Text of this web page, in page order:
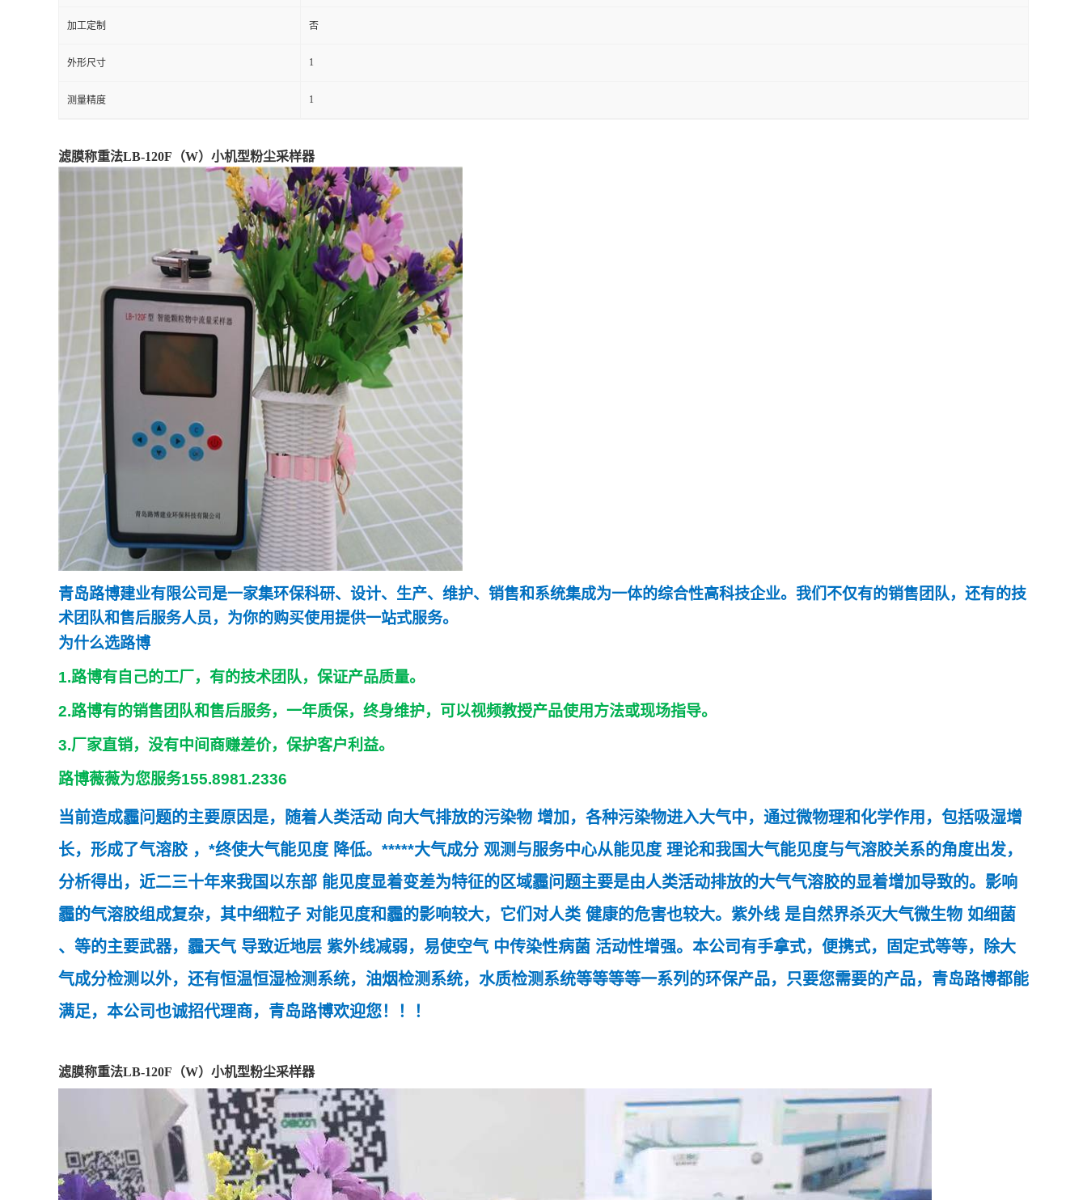
加工定制 否
外形尺寸 1
测量精度 1
滤膜称重法LB-120F（W）小机型粉尘采样器
青岛路博建业有限公司是一家集环保科研、设计、生产、维护、销售和系统集成为一体的综合性高科技企业。我们不仅有的销售团队，还有的技
术团队和售后服务人员，为你的购买使用提供一站式服务。
为什么选路博
1.路博有自己的工厂，有的技术团队，保证产品质量。
2.路博有的销售团队和售后服务，一年质保，终身维护，可以视频教授产品使用方法或现场指导。
3.厂家直销，没有中间商赚差价，保护客户利益。
路博薇薇为您服务155.8981.2336
当前造成霾问题的主要原因是，随着人类活动 向大气排放的污染物 增加，各种污染物进入大气中，通过微物理和化学作用，包括吸湿增
长，形成了气溶胶 ，*终使大气能见度 降低。*****大气成分 观测与服务中心从能见度 理论和我国大气能见度与气溶胶关系的角度出发，
分析得出，近二三十年来我国以东部 能见度显着变差为特征的区域霾问题主要是由人类活动排放的大气气溶胶的显着增加导致的。影响
霾的气溶胶组成复杂，其中细粒子 对能见度和霾的影响较大，它们对人类 健康的危害也较大。 紫外线 是自然界杀灭大气微生物 如细菌
、等的主要武器，霾天气 导致近地层 紫外线减弱，易使空气 中传染性病菌 活动性增强。 本公司有手拿式，便携式，固定式等等，除大
气成分检测以外，还有恒温恒湿检测系统，油烟检测系统，水质检测系统等等等等一系列的环保产品，只要您需要的产品，青岛路博都能
满足，本公司也诚招代理商，青岛路博欢迎您！！！
滤膜称重法LB-120F（W）小机型粉尘采样器